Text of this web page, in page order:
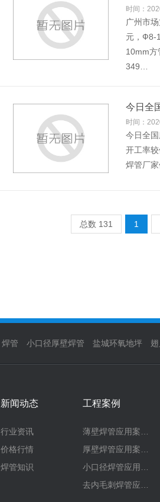
时间：
广州市
元，Ф8-
10mm
349…
今日全
时间：
今日全
开工率
焊管厂
总数 131 1
焊管 小口径厚壁焊管 盐城环氧地坪
新闻动态
行业资讯
价格行情
焊管知识
工程案例
薄壁焊管应用案…
厚壁焊管应用案…
小口径焊管应用…
去内毛刺焊管应…